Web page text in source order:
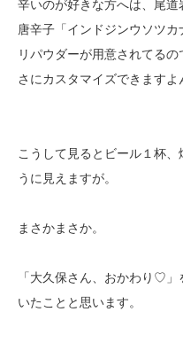
辛いのが好きな方へは、尾
唐辛子「インドジンウソツ
リパウダーが用意されてる
さにカスタマイズできますよ
こうして見るとビール１杯
うに見えますが。
まさかまさか。
「大久保さん、おかわり♡
いたことと思います。